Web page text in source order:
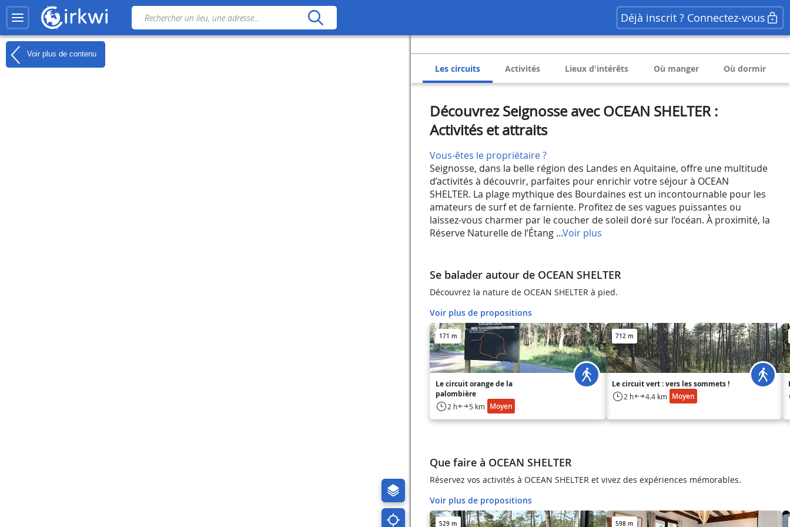
Déjà inscrit ? Connectez-vous
Voir plus de contenu
Les circuits Activités Lieux d'intérêts Où manger Où dormir
Découvrez Seignosse avec OCEAN SHELTER :
Activités et attraits
Vous-êtes le propriétaire ?
Seignosse, dans la belle région des Landes en Aquitaine, offre une multitude
d’activités à découvrir, parfaites pour enrichir votre séjour à OCEAN
SHELTER. La plage mythique des Bourdaines est un incontournable pour les
amateurs de surf et de farniente. Profitez de ses vagues puissantes ou
laissez-vous charmer par le coucher de soleil doré sur l’océan. À proximité, la
Réserve Naturelle de l’Étang ...Voir plus
Se balader autour de OCEAN SHELTER
Découvrez la nature de OCEAN SHELTER à pied.
Voir plus de propositions
171 m
Le circuit orange de la
palombière
2 h 5 km Moyen
712 m
Le circuit vert : vers les sommets !
2 h 4.4 km Moyen
Que faire à OCEAN SHELTER
Réservez vos activités à OCEAN SHELTER et vivez des expériences mémorables.
Voir plus de propositions
529 m 598 m